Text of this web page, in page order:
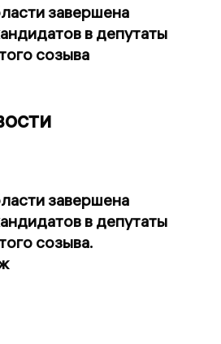
завершена
в депутаты
созыва
завершена
в депутаты
созыва.